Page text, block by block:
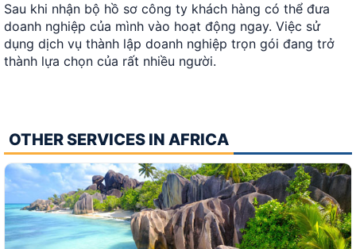
Sau khi nhận bộ hồ sơ công ty khách hàng có thể đưa
doanh nghiệp của mình vào hoạt động ngay. Việc sử
dụng dịch vụ thành lập doanh nghiệp trọn gói đang trở
thành lựa chọn của rất nhiều người.
OTHER SERVICES IN AFRICA